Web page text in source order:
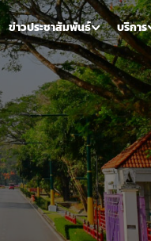
ข่าวประชาสัมพันธ์ บริการ